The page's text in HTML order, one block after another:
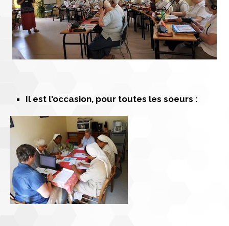
Il est l'occasion, pour toutes les soeurs :